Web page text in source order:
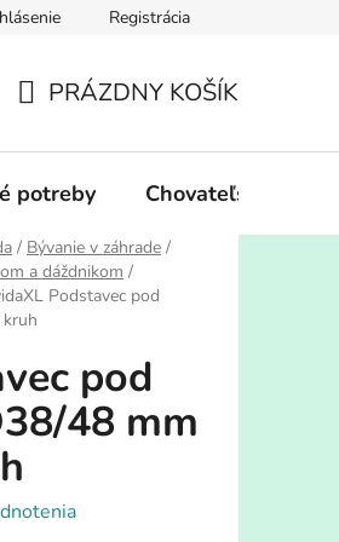
Registrácia
KOŠÍK
PRÁZDNY KOŠÍK
potreby Chovateľské
/ Bývanie v záhrade /
a dáždnikom /
Podstavec pod
pod
48 mm